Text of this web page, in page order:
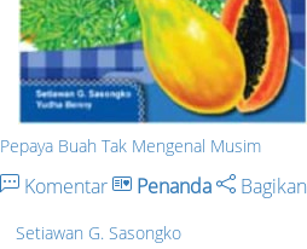
Pepaya Buah Tak Mengenal Musim
Komentar Penanda Bagikan
Setiawan G. Sasongko